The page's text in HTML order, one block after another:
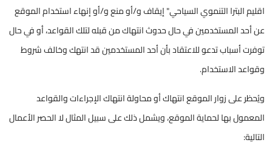
اقليم البترا التنموي السياحي" إيقاف و/أو منع و/أو إنهاء استخدام الموقع
عن أحد المستخدمين في حال حدوث انتهاك من قبله لتلك القواعد، أو في حال
توفرت أسباب تدعو للاعتقاد بأن أحد المستخدمين قد انتهك وخالف شروط
وقواعد الاستخدام.
ويُحظر على زوار الموقع انتهاك أو محاولة انتهاك الإجراءات والقواعد
المعمول بها لحماية الموقع، ويشمل ذلك على سبيل المثال لا الحصر الأعمال
التالية: